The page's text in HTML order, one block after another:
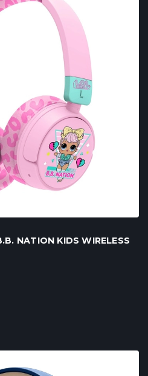
NATION KIDS WIRELESS